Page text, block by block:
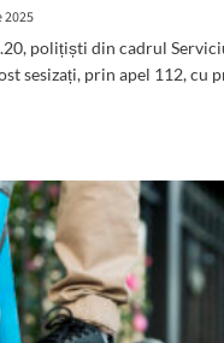
polițiști din cadrul
sesizați, prin apel 112, cu